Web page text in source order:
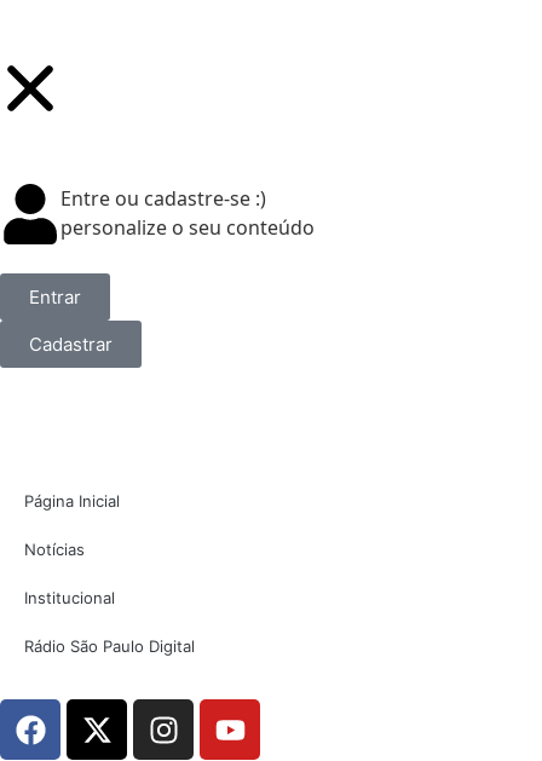
Entre ou cadastre-se :)
personalize o seu conteúdo
Entrar
Cadastrar
Página Inicial
Notícias
Institucional
Rádio São Paulo Digital